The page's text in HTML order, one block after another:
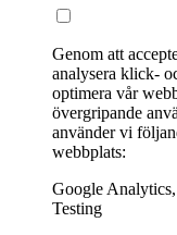
Genom att
analysera klick-
optimera vår
övergripande
använder vi
webbplats:
Google
Testing